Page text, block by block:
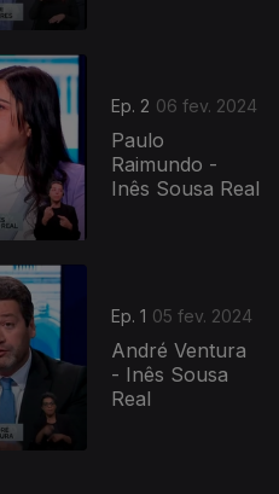
Ep. 2 06 fev. 2024
Paulo
Raimundo -
Inês Sousa Real
Ep. 1 05 fev. 2024
André Ventura
- Inês Sousa
Real